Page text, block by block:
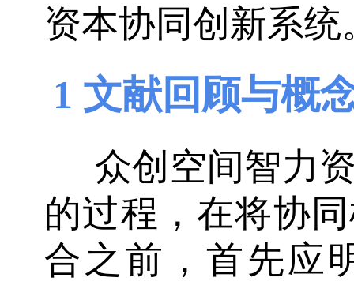
资本协同创新系统
1 文献回顾与概
众创空间智力
的过程，在将协
合之前，首先应